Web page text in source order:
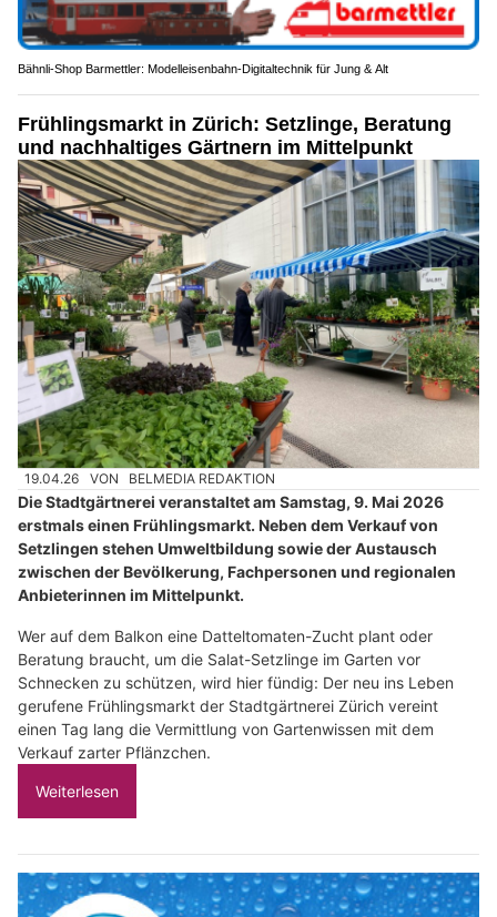
Bähnli-Shop Barmettler: Modelleisenbahn-Digitaltechnik für Jung & Alt
Frühlingsmarkt in Zürich: Setzlinge, Beratung
und nachhaltiges Gärtnern im Mittelpunkt
19.04.26 VON BELMEDIA REDAKTION
Die Stadtgärtnerei veranstaltet am Samstag, 9. Mai 2026
erstmals einen Frühlingsmarkt. Neben dem Verkauf von
Setzlingen stehen Umweltbildung sowie der Austausch
zwischen der Bevölkerung, Fachpersonen und regionalen
Anbieterinnen im Mittelpunkt.
Wer auf dem Balkon eine Datteltomaten-Zucht plant oder
Beratung braucht, um die Salat-Setzlinge im Garten vor
Schnecken zu schützen, wird hier fündig: Der neu ins Leben
gerufene Frühlingsmarkt der Stadtgärtnerei Zürich vereint
einen Tag lang die Vermittlung von Gartenwissen mit dem
Verkauf zarter Pflänzchen.
Weiterlesen